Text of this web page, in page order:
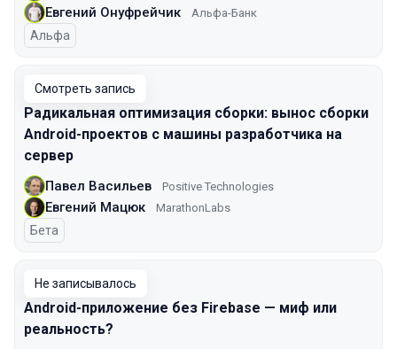
Евгений Онуфрейчик Альфа-Банк
Альфа
Смотреть запись
Радикальная оптимизация сборки: вынос сборки
Android-проектов с машины разработчика на
сервер
Павел Васильев Positive Technologies
Евгений Мацюк MarathonLabs
Бета
Не записывалось
Android-приложение без Firebase — миф или
реальность?